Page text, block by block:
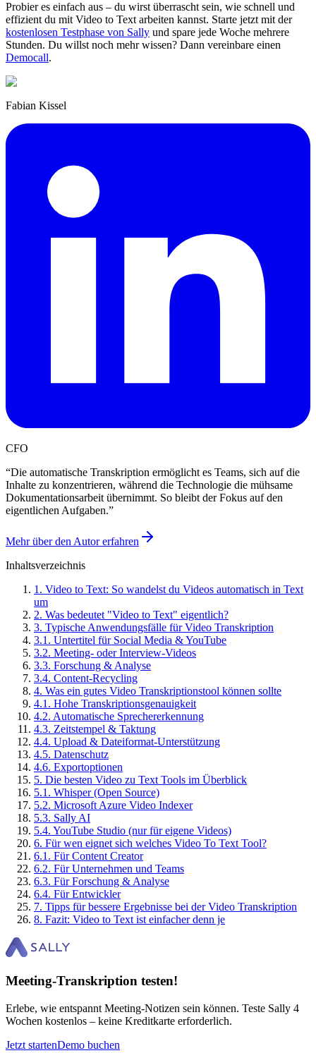
Probier es einfach aus – du wirst überrascht sein, wie schnell und
effizient du mit Video to Text arbeiten kannst. Starte jetzt mit der
kostenlosen Testphase von Sally und spare jede Woche mehrere
Stunden. Du willst noch mehr wissen? Dann vereinbare einen
Democall.
Fabian Kissel
CFO
“Die automatische Transkription ermöglicht es Teams, sich auf die
Inhalte zu konzentrieren, während die Technologie die mühsame
Dokumentationsarbeit übernimmt. So bleibt der Fokus auf den
eigentlichen Aufgaben.”
Mehr über den Autor erfahren
Inhaltsverzeichnis
1 . Video to Text: So wandelst du Videos automatisch in Text
um
2. Was bedeutet "Video to Text" eigentlich?
3. Typische Anwendungsfälle für Video Transkription
3.1 . Untertitel für Social Media & YouTube
3.2. Meeting- oder Interview-Videos
3.3. Forschung & Analyse
3.4. Content-Recycling
4. Was ein gutes Video Transkriptionstool können sollte
4.1 . Hohe Transkriptionsgenauigkeit
4.2. Automatische Sprechererkennung
4.3. Zeitstempel & Taktung
4.4. Upload & Dateiformat-Unterstützung
4.5. Datenschutz
4.6. Exportoptionen
5. Die besten Video zu Text Tools im Überblick
5.1 . Whisper (Open Source)
5.2. Microsoft Azure Video Indexer
5.3. Sally AI
5.4. YouTube Studio (nur für eigene Videos)
6. Für wen eignet sich welches Video To Text Tool?
6.1 . Für Content Creator
6.2. Für Unternehmen und Teams
6.3. Für Forschung & Analyse
6.4. Für Entwickler
7. Tipps für bessere Ergebnisse bei der Video Transkription
8. Fazit: Video to Text ist einfacher denn je
Meeting-Transkription testen!
Erlebe, wie entspannt Meeting-Notizen sein können. Teste Sally 4
Wochen kostenlos – keine Kreditkarte erforderlich.
Jetzt startenDemo buchen